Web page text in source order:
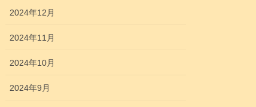
2024年12月
2024年11月
2024年10月
2024年9月